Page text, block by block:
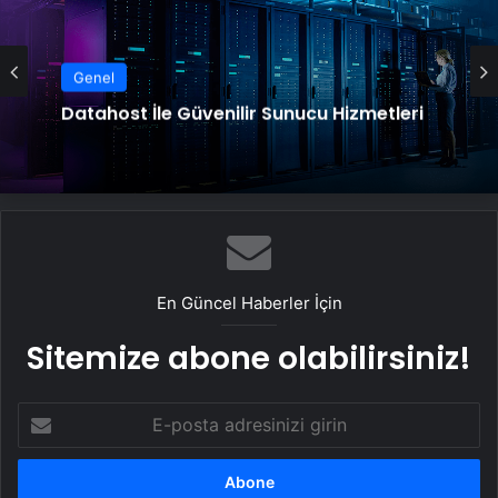
Genel
Datahost İle Güvenilir Sunucu Hizmetleri
En Güncel Haberler İçin
Sitemize abone olabilirsiniz!
posta
adresinizi